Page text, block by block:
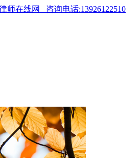
师在线网 咨询电话:13926122510